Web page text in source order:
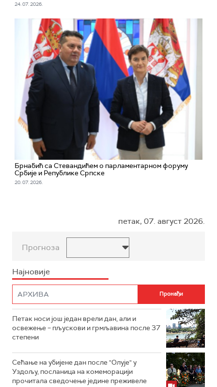
24. 07. 2026.
Брнабић са Стевандићем о парламентарном форуму
Србије и Републике Српске
20. 07. 2026.
петак, 07. август 2026.
Прогноза
Најновије
Петак носи још један врели дан, али и
освежење – пљускови и грмљавина после 37
степени
Сећање на убијене дан после "Олује" у
Уздољу, посланица на комеморацији
прочитала сведочење једине преживеле